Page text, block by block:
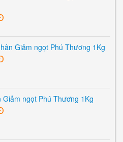
Giảm ngọt Phú Thương 1Kg
Giảm ngọt Phú Thương 1Kg